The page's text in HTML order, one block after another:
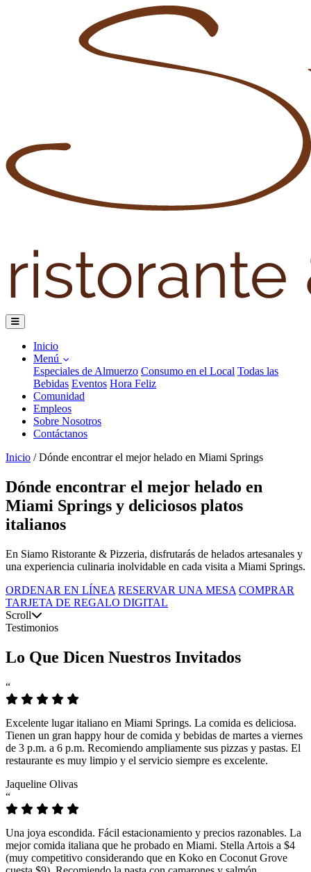
Inicio
Menú
Especiales de Almuerzo Consumo en el Local Todas las
Bebidas Eventos Hora Feliz
Comunidad
Empleos
Sobre Nosotros
Contáctanos
Inicio / Dónde encontrar el mejor helado en Miami Springs
Dónde encontrar el mejor helado en
Miami Springs y deliciosos platos
italianos
En Siamo Ristorante & Pizzeria, disfrutarás de helados artesanales y
una experiencia culinaria inolvidable en cada visita a Miami Springs.
ORDENAR EN LÍNEA RESERVAR UNA MESA COMPRAR
TARJETA DE REGALO DIGITAL
Scroll
Testimonios
Lo Que Dicen Nuestros Invitados
“
Excelente lugar italiano en Miami Springs. La comida es deliciosa.
Tienen un gran happy hour de comida y bebidas de martes a viernes
de 3 p.m. a 6 p.m. Recomiendo ampliamente sus pizzas y pastas. El
restaurante es muy limpio y el servicio siempre es excelente.
Jaqueline Olivas
“
Una joya escondida. Fácil estacionamiento y precios razonables. La
mejor comida italiana que he probado en Miami. Stella Artois a $4
(muy competitivo considerando que en Koko en Coconut Grove